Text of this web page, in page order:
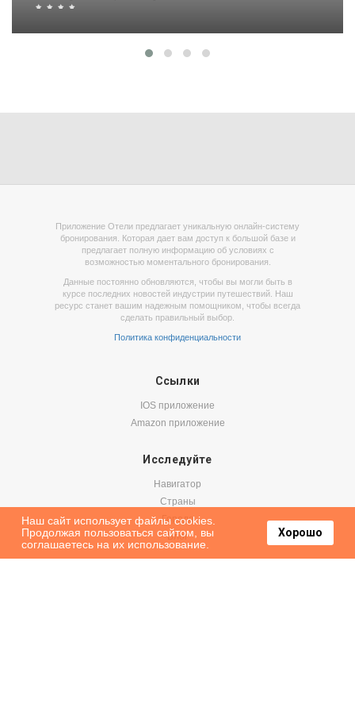
Приложение Отели предлагает уникальную онлайн-систему
бронирования. Которая дает вам доступ к большой базе и
предлагает полную информацию об условиях с
возможностью моментального бронирования.
Данные постоянно обновляются, чтобы вы могли быть в
курсе последних новостей индустрии путешествий. Наш
ресурс станет вашим надежным помощником, чтобы всегда
сделать правильный выбор.
Политика конфиденциальности
Ссылки
IOS приложение
Amazon приложение
Исследуйте
Навигатор
Страны
Города
Блог
Наш сайт использует файлы cookies.
Продолжая пользоваться сайтом, вы
соглашаетесь на их использование.
Хорошо